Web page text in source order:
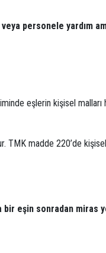
personele yardım
eşlerin kişisel
madde 220’de kişisel
eşin sonradan miras